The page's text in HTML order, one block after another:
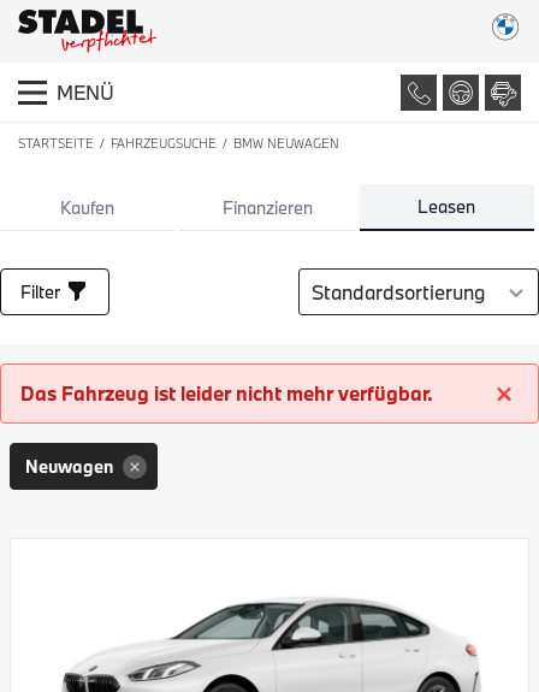
MENÜ
STARTSEITE FAHRZEUGSUCHE BMW NEUWAGEN
Kaufen Finanzieren Leasen
Filter Sortierung auswählen
Das Fahrzeug ist leider nicht mehr verfügbar.
Neuwagen